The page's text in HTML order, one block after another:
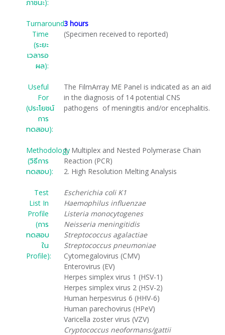
ภาชนะ):
Turnaround
Time
(ระยะ
เวลารอ
ผล):
3 hours
(Specimen received to reported)
Useful
For
(ประโยชน์
การ
ทดสอบ):
The FilmArray ME Panel is indicated as an aid
in the diagnosis of 14 potential CNS
pathogens of meningitis and/or encephalitis.
Methodology
(วิธีการ
ทดสอบ):
1. Multiplex and Nested Polymerase Chain
Reaction (PCR)
2. High Resolution Melting Analysis
Test
List In
Profile
(การ
ทดสอบ
ใน
Profile):
Escherichia coli K1
Haemophilus influenzae
Listeria monocytogenes
Neisseria meningitidis
Streptococcus agalactiae
Streptococcus pneumoniae
Cytomegalovirus (CMV)
Enterovirus (EV)
Herpes simplex virus 1 (HSV-1)
Herpes simplex virus 2 (HSV-2)
Human herpesvirus 6 (HHV-6)
Human parechovirus (HPeV)
Varicella zoster virus (VZV)
Cryptococcus neoformans/gattii